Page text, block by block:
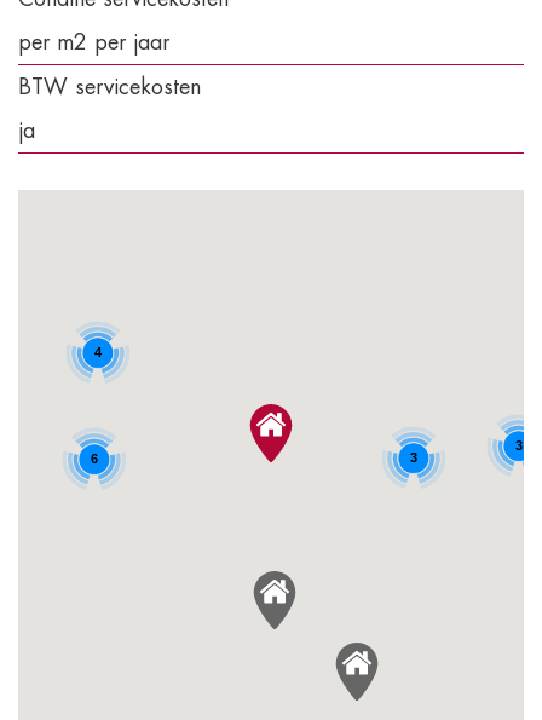
per m2 per jaar
BTW servicekosten
ja
3
6
4
3